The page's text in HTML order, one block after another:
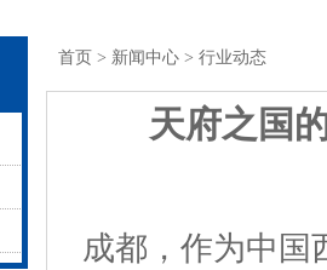
首页 > 新闻中心 > 行业动态
天府之国
成都，作为中国